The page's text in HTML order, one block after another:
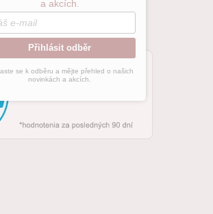
na Instagramu
a akcích.
Přihlásit odběr
se k odběru a mějte přehled o našich
novinkách a akcích.